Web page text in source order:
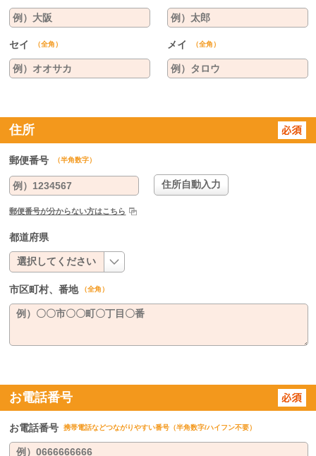
セイ （全角） メイ （全角）
住所
郵便番号 （半角数字）
郵便番号が分からない方はこちら
都道府県
市区町村、番地 （全角）
お電話番号
お電話番号 携帯電話などつながりやすい番号（半角数字/ハイフン不要）